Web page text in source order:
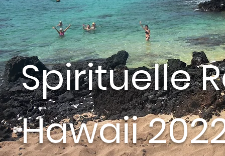
Spirituelle
Hawaii